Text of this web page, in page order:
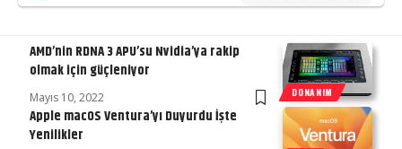
DONANIM
AMD’nin RDNA 3 APU’su Nvidia’ya rakip
olmak için güçleniyor
Mayıs 10, 2022
Apple macOS Ventura’yı Duyurdu İşte
Yenilikler